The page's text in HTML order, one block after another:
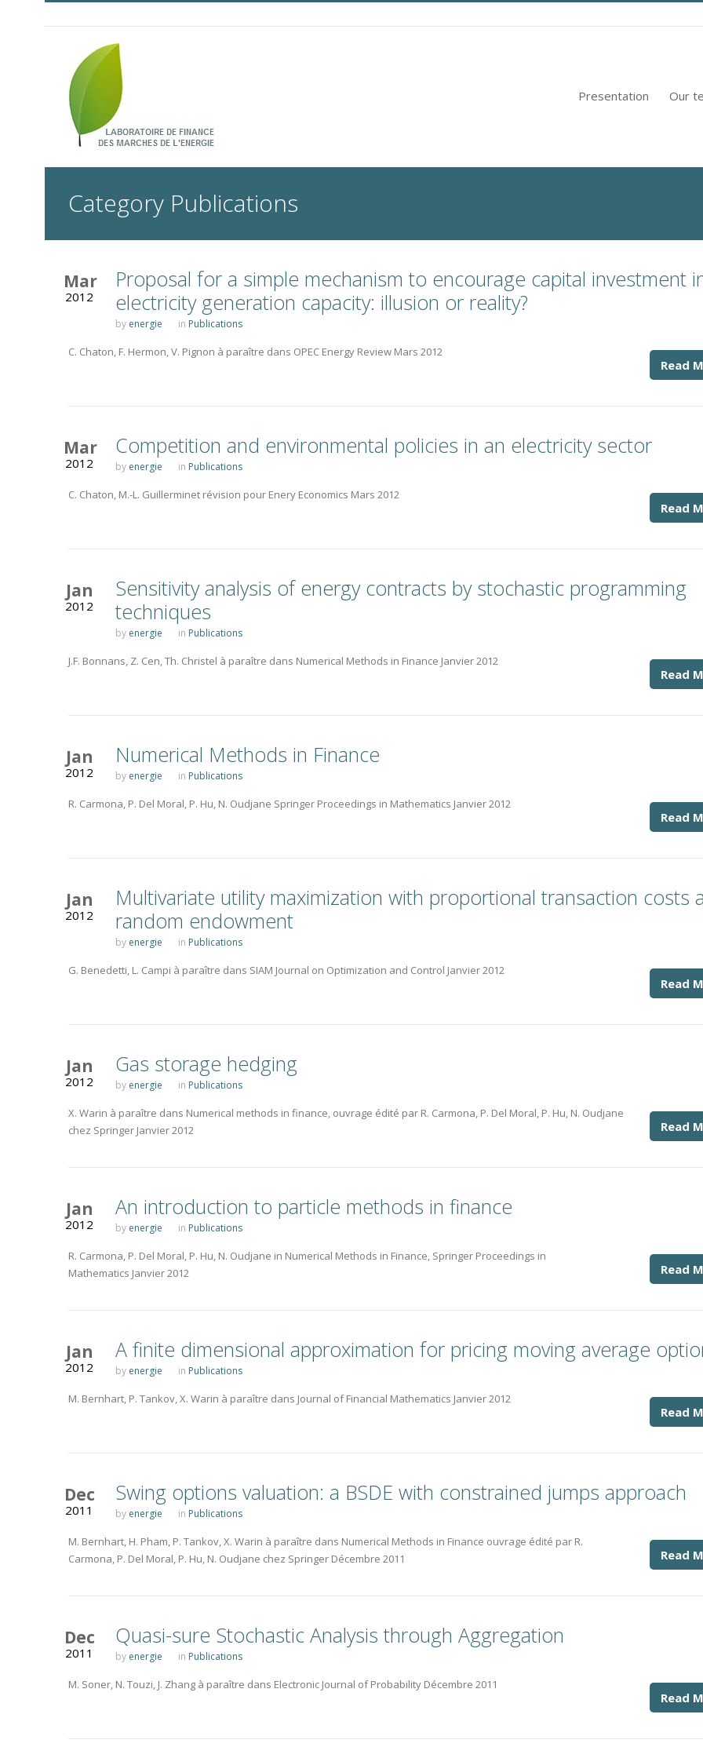
Presentation Our
Category Publications
Mar
2012
Proposal for a simple mechanism to encourage capital investment
electricity generation capacity: illusion or reality?
by energie in Publications
C. Chaton, F. Hermon, V. Pignon à paraître dans OPEC Energy Review Mars 2012
Read
Mar
2012
Competition and environmental policies in an electricity sector
by energie in Publications
C. Chaton, M.-L. Guillerminet révision pour Enery Economics Mars 2012
Read
Jan
2012
Sensitivity analysis of energy contracts by stochastic programming
techniques
by energie in Publications
J.F. Bonnans, Z. Cen, Th. Christel à paraître dans Numerical Methods in Finance Janvier 2012
Read
Jan
2012
Numerical Methods in Finance
by energie in Publications
R. Carmona, P. Del Moral, P. Hu, N. Oudjane Springer Proceedings in Mathematics Janvier 2012
Read
Jan
2012
Multivariate utility maximization with proportional transaction costs
random endowment
by energie in Publications
G. Benedetti, L. Campi à paraître dans SIAM Journal on Optimization and Control Janvier 2012
Read
Jan
2012
Gas storage hedging
by energie in Publications
X. Warin à paraître dans Numerical methods in finance, ouvrage édité par R. Carmona, P. Del Moral, P. Hu, N. Oudjane
chez Springer Janvier 2012
Read
Jan
2012
An introduction to particle methods in finance
by energie in Publications
R. Carmona, P. Del Moral, P. Hu, N. Oudjane in Numerical Methods in Finance, Springer Proceedings in
Mathematics Janvier 2012
Read
Jan
2012
A finite dimensional approximation for pricing moving average
by energie in Publications
M. Bernhart, P. Tankov, X. Warin à paraître dans Journal of Financial Mathematics Janvier 2012
Read
Dec
2011
Swing options valuation: a BSDE with constrained jumps approach
by energie in Publications
M. Bernhart, H. Pham, P. Tankov, X. Warin à paraître dans Numerical Methods in Finance ouvrage édité par R.
Carmona, P. Del Moral, P. Hu, N. Oudjane chez Springer Décembre 2011
Read
Dec
2011
Quasi-sure Stochastic Analysis through Aggregation
by energie in Publications
M. Soner, N. Touzi, J. Zhang à paraître dans Electronic Journal of Probability Décembre 2011
Read